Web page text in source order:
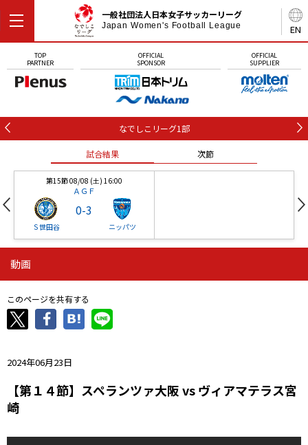
EN
一般社団法人日本女子サッカーリーグ
Japan Women's Football League
TOP
PARTNER
OFFICIAL
SPONSOR
OFFICIAL
SUPPLIER
なでしこリーグ1部
試合結果 次節
第15節 08/08 (土) 16:00
ＡＧＦ
Ｓ世田谷
0-3
ニッパツ
ニッパツ
ニッパツ
-
石人の星
動画
このページを共有する
2024年06月23日
【第１４節】スペランツァ大阪 vs ヴィアマテラス宮
崎